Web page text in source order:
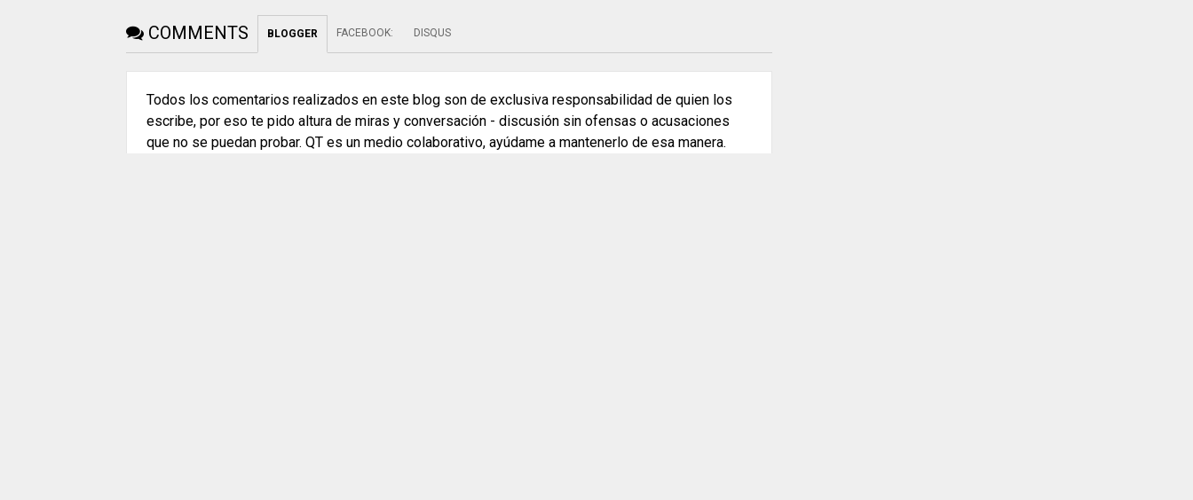
COMMENTS BLOGGER FACEBOOK: DISQUS
Todos los comentarios realizados en este blog son de exclusiva responsabilidad de quien los
escribe, por eso te pido altura de miras y conversación - discusión sin ofensas o acusaciones
que no se puedan probar. QT es un medio colaborativo, ayúdame a mantenerlo de esa manera.